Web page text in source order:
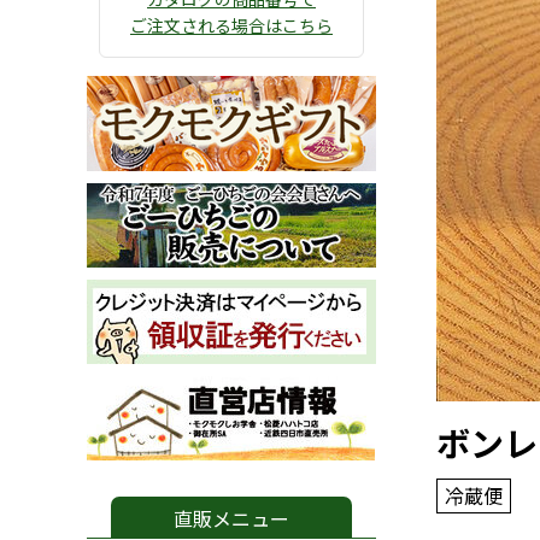
ボン
冷蔵便
ご注文される場合はこちら
直販メニュー